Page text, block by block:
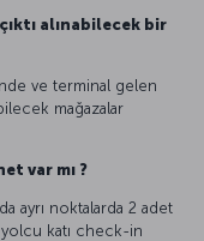
alınabilecek bir
ve terminal gelen
mağazalar
var mı ?
ayrı noktalarda 2 adet
katı check-in